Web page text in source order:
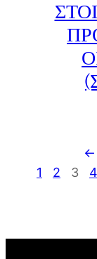
←
1
2 3 4